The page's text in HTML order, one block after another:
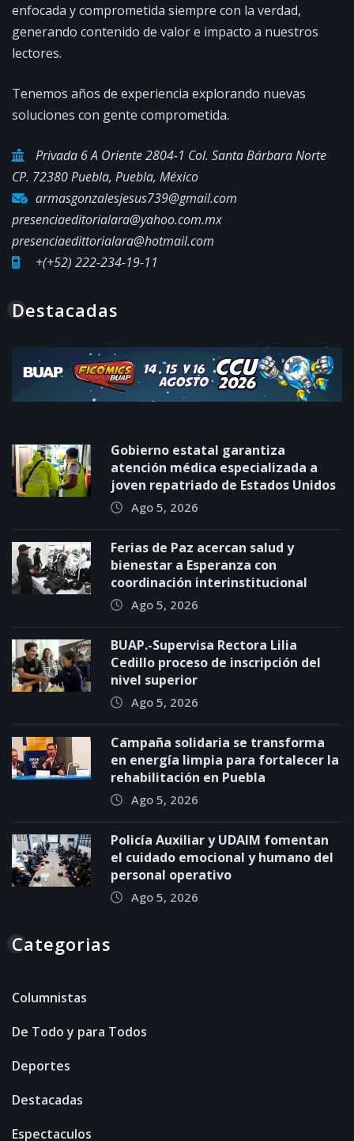
enfocada y comprometida siempre con la verdad,
generando contenido de valor e impacto a nuestros
lectores.
Tenemos años de experiencia explorando nuevas
soluciones con gente comprometida.
Privada 6 A Oriente 2804-1 Col. Santa Bárbara Norte
CP. 72380 Puebla, Puebla, México
armasgonzalesjesus739@gmail.com
presenciaeditorialara@yahoo.com.mx
presenciaedittorialara@hotmail.com
+(+52) 222-234-19-11
Destacadas
Gobierno estatal garantiza
atención médica especializada a
joven repatriado de Estados Unidos
Ago 5, 2026
Ferias de Paz acercan salud y
bienestar a Esperanza con
coordinación interinstitucional
Ago 5, 2026
BUAP.-Supervisa Rectora Lilia
Cedillo proceso de inscripción del
nivel superior
Ago 5, 2026
Campaña solidaria se transforma
en energía limpia para fortalecer la
rehabilitación en Puebla
Ago 5, 2026
Policía Auxiliar y UDAIM fomentan
el cuidado emocional y humano del
personal operativo
Ago 5, 2026
Categorias
Columnistas
De Todo y para Todos
Deportes
Destacadas
Espectaculos